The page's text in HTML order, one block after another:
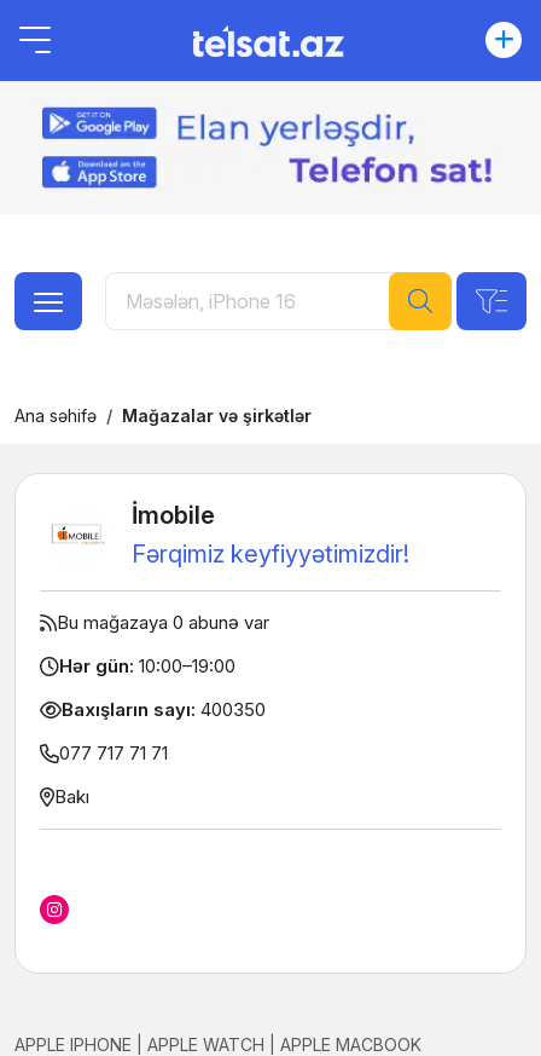
Ana səhifə Mağazalar və şirkətlər
İmobile
Fərqimiz keyfiyyətimizdir!
Bu mağazaya 0 abunə var
Hər gün: 10:00–19:00
Baxışların sayı: 400350
077 717 71 71
Bakı
APPLE IPHONE | APPLE WATCH | APPLE MACBOOK